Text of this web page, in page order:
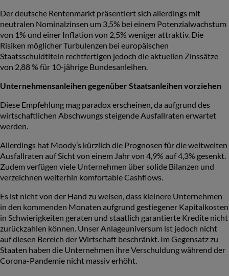
Der deutsche Rentenmarkt präsentiert sich allerdings mit
neutralen Nominalzinsen um 3,5% bei einem Potenzialwachstum
von 1% und einer Inflation von 2,5% weniger attraktiv. Die
Risiken möglicher Turbulenzen bei europäischen
Staatsschuldtiteln rechtfertigen jedoch die aktuellen Zinssätze
von 2,88 % für 10-jährige Bundesanleihen.
Unternehmensanleihen gegenüber Staatsanleihen vorziehen
Diese Empfehlung mag paradox erscheinen, da aufgrund des
wirtschaftlichen Abschwungs steigende Ausfallraten erwartet
werden.
Allerdings hat Moody’s kürzlich die Prognosen für die weltweiten
Ausfallraten auf Sicht von einem Jahr von 4,9% auf 4,3% gesenkt.
Zudem verfügen viele Unternehmen über solide Bilanzen und
verzeichnen weiterhin komfortable Cashflows.
Es ist nicht von der Hand zu weisen, dass kleinere Unternehmen
in den kommenden Monaten aufgrund gestiegener Kapitalkosten
in Schwierigkeiten geraten und staatlich garantierte Kredite nicht
zurückzahlen können. Unser Anlageuniversum ist jedoch nicht
auf diesen Bereich der Wirtschaft beschränkt. Im Gegensatz zu
Staaten haben die Unternehmen ihre Verschuldung während der
Corona-Pandemie nicht massiv erhöht.